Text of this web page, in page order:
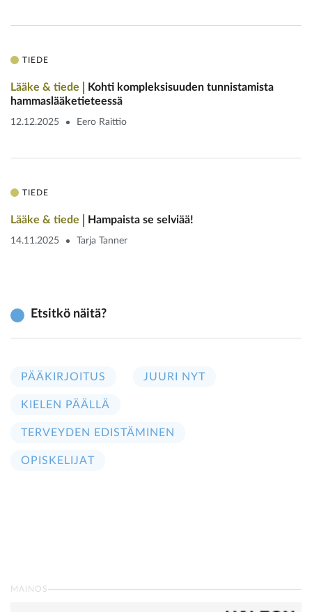
TIEDE
Lääke & tiede
Kohti kompleksisuuden tunnistamista
hammaslääketieteessä
12.12.2025 Eero Raittio
TIEDE
Lääke & tiede Hampaista se selviää!
14.11.2025 Tarja Tanner
Etsitkö näitä?
PÄÄKIRJOITUS JUURI NYT
KIELEN PÄÄLLÄ
TERVEYDEN EDISTÄMINEN
OPISKELIJAT
MAINOS